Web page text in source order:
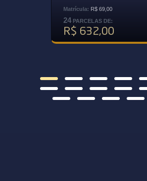
Matrícula: R$ 69,00
24 PARCELAS DE:
R$ 632,00